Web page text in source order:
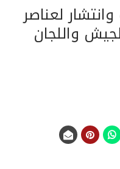
لعناصر
واللجان